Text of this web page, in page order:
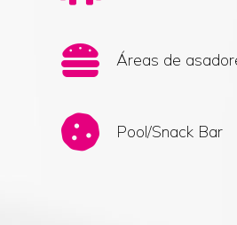
Áreas de
Pool/Snack Bar